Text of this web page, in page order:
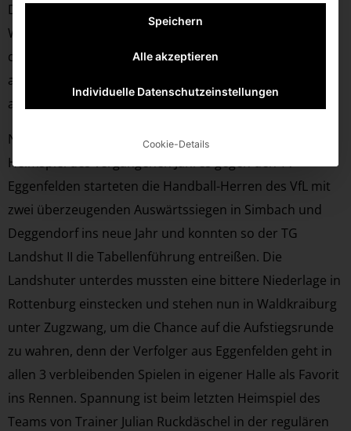
Deggendorf frischgebackene Tabellenführer aus
Waldkraiburg empfängt am Samstag um 18:00 Uhr in
der Sporthalle des Gymnasiums die direkten Verfolger
aus Landshut und will seinen Vorsprung weiter
ausbauen!
Nach dem dramatischen Last-Minute-Sieg im letzten
Heimspiel des vergangenen Jahres gegen den TV
Eggenfelden starteten die Handball-Herren des VfL mit
zwei überzeugenden Auswärtssiegen in Simbach und
Deggendorf ins neue Jahr und konnten so der TG
Landshut II die Tabellenführung entreißen. Die
Landshuter unterdes mussten eine bittere Niederlage in
Rottenburg einstecken und stehen nun in Waldkraiburg
unter Zugzwang, um die Chance auf die Aufstiegsrunde
zu wahren, denn der Verfolger aus Eggenfelden geht in
allen 3 verbleibenden Spielen in eigener Halle als Favorit
ins Rennen. Spannung ist beim letzten Heimspiel des
Teams von Trainer Julian Ruckdäschel in der regulären
Speichern
Alle akzeptieren
Individuelle Datenschutzeinstellungen
Cookie-Details